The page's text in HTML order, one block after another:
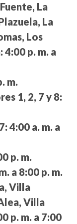
La
La
Los
4:00 p. m. a
m.
1, 2, 7 y 8:
4:00 a. m. a
p. m.
a 8:00 p. m.
Villa
Villa
p. m. a 7:00